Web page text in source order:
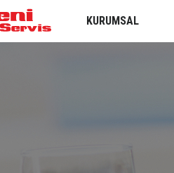
KURUMSAL